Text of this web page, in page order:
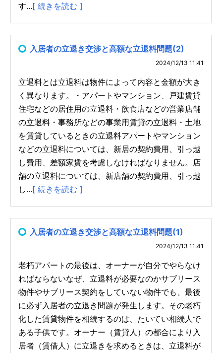
す...[ 続きを読む ]
入居者の立退き交渉と高額な立退料問題(2)
2024/12/13 11:41
立退料とは立退料は物件によって内容と金額が大き
く異なります。・アパートやマンション、戸建賃貸
住宅などの居住用の立退料・飲食店などの営業店舗
の立退料・事務所などの事業用賃貸の立退料・土地
を賃貸しているときの立退料アパートやマンション
などの立退料については、新居の契約費用、引っ越
し費用、差額家賃を考慮しなければなりません。店
舗の立退料については、新店舗の契約費用、引っ越
し...[ 続きを読む ]
入居者の立退き交渉と高額な立退料問題(1)
2024/12/13 11:41
老朽アパートの最後は、オーナーが自分でやらなけ
ればならないなぜ、立退料が必要なのかサブリース
物件やサブリース契約をしていない物件でも、最後
に必ず入居者の立退き問題が発生します。その老朽
化した賃貸物件を相続するのは、たいてい相続人で
ある子供です。オーナー（賃貸人）の都合により入
居者（賃借人）に立退きを求めるときは、立退料が